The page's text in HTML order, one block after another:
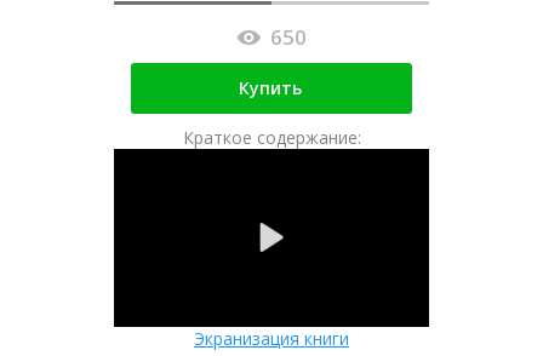
650
Купить
Краткое содержание:
Экранизация книги